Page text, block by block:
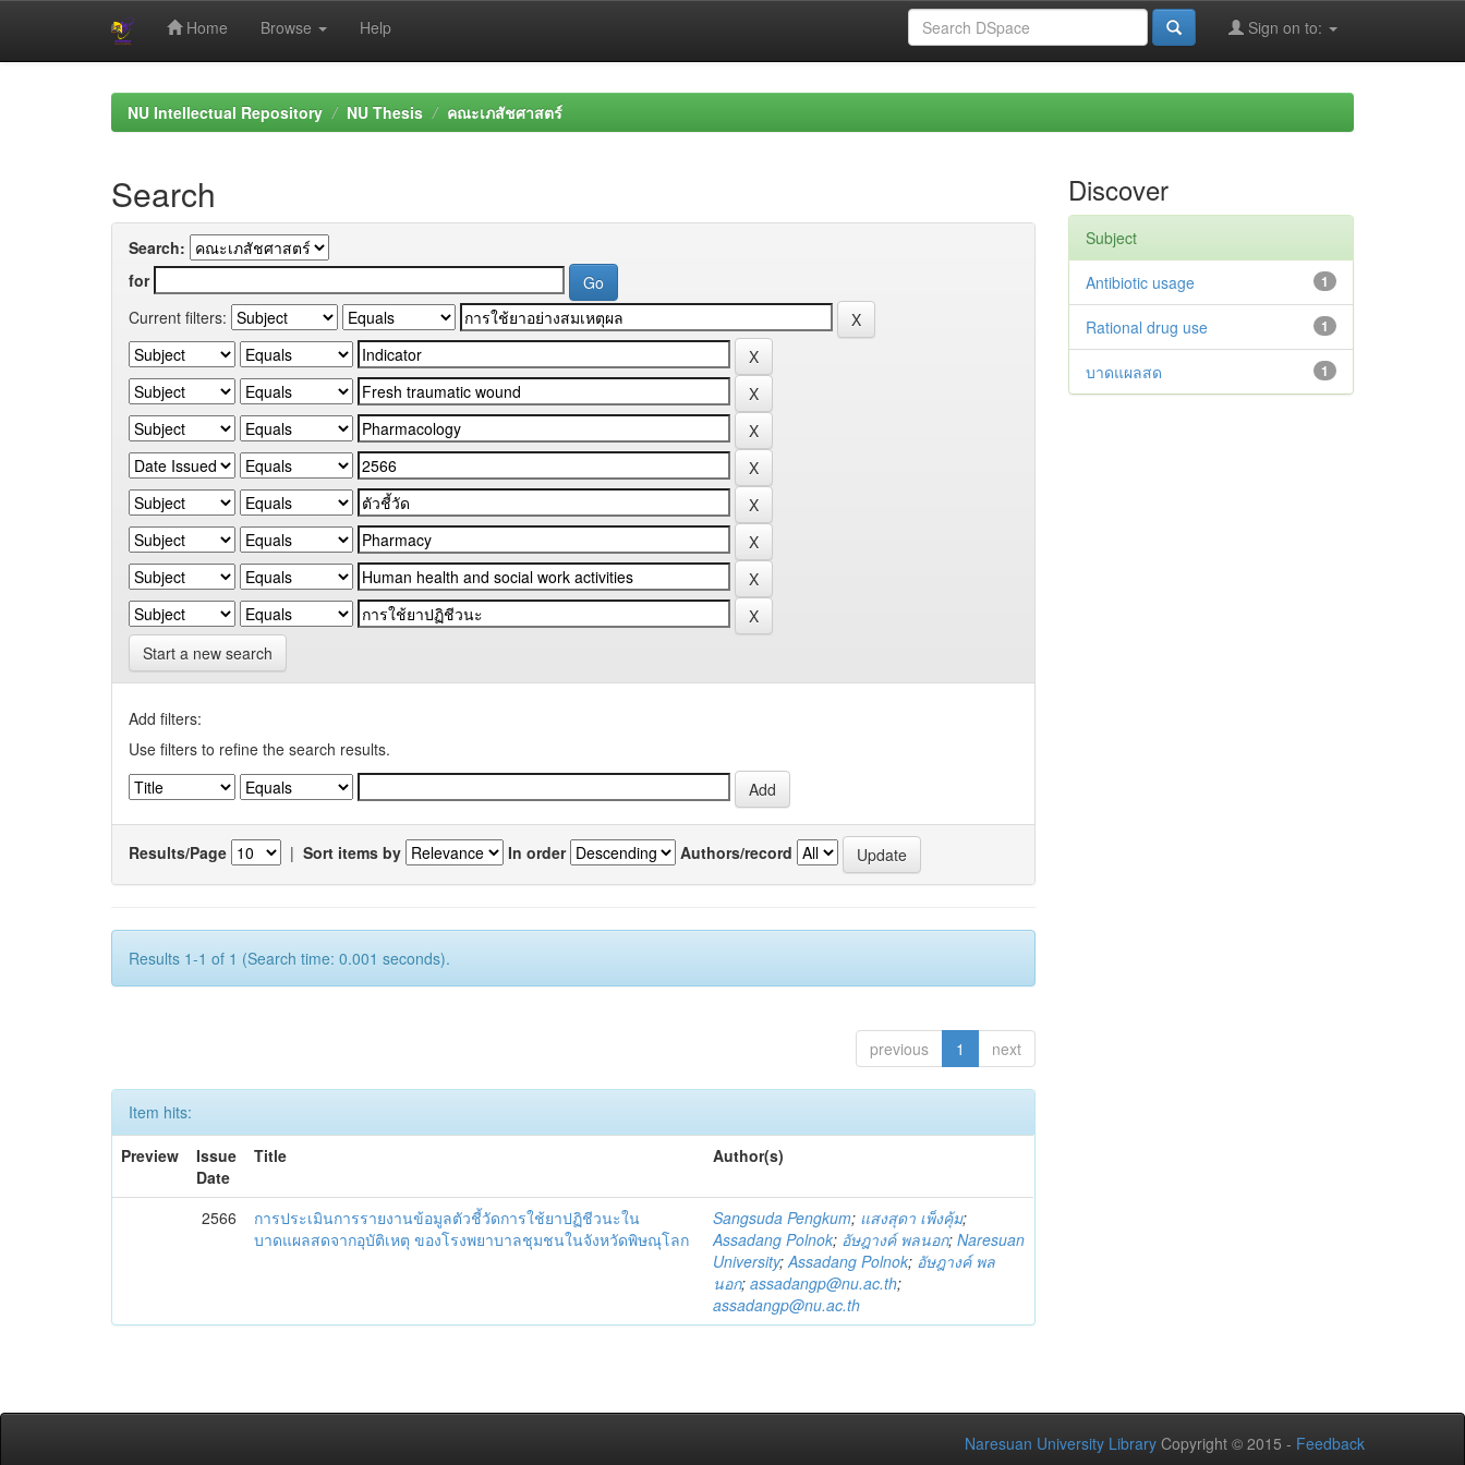
Home Browse Help Sign on to:
NU Intellectual Repository NU Thesis คณะเภสัชศาสตร์
Search
Search:
for
Current filters:
Start a new search
Add filters:
Use filters to refine the search results.
Results/Page | Sort items by In order Authors/record
Results 1-1 of 1 (Search time: 0.001 seconds).
previous 1 next
Item hits:
Preview
Issue
Date
Title Author(s)
2566
การประเมินการรายงานข้อมูลตัวชี้วัดการใช้ยาปฏิชีวนะใน
บาดแผลสดจากอุบัติเหตุ ของโรงพยาบาลชุมชนในจังหวัดพิษณุโลก
Sangsuda Pengkum; แสงสุดา เพ็งคุ้ม;
Assadang Polnok; อัษฎางค์ พลนอก;Naresuan
University;Assadang Polnok; อัษฎางค์ พล
นอก;assadangp@nu.ac.th;
assadangp@nu.ac.th
Discover
Subject
1
Antibiotic usage
1
Rational drug use
1
บาดแผลสด
Naresuan University Library Copyright © 2015 - Feedback